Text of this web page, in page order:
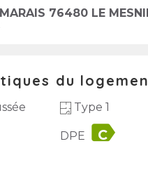
76480 LE
du
Type 1
DPE label